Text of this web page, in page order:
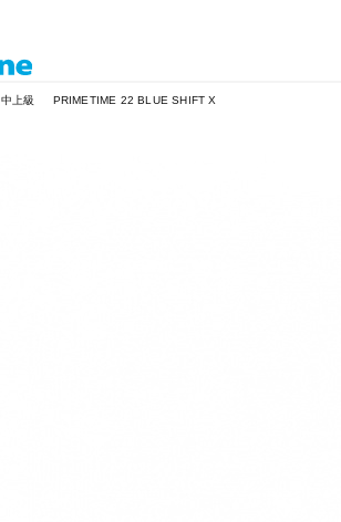
中上級 PRIMETIME 22 BLUE SHIFT X